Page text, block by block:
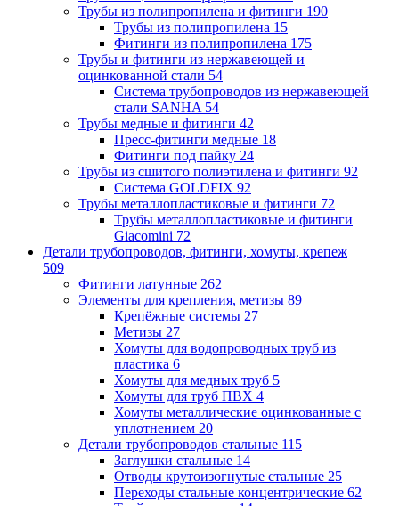
Трубы из полипропилена и фитинги 190
Трубы из полипропилена 15
Фитинги из полипропилена 175
Трубы и фитинги из нержавеющей и
оцинкованной стали 54
Система трубопроводов из нержавеющей
стали SANHA 54
Трубы медные и фитинги 42
Пресс-фитинги медные 18
Фитинги под пайку 24
Трубы из сшитого полиэтилена и фитинги 92
Система GOLDFIX 92
Трубы металлопластиковые и фитинги 72
Трубы металлопластиковые и фитинги
Giacomini 72
Детали трубопроводов, фитинги, хомуты, крепеж
509
Фитинги латунные 262
Элементы для крепления, метизы 89
Крепёжные системы 27
Метизы 27
Хомуты для водопроводных труб из
пластика 6
Хомуты для медных труб 5
Хомуты для труб ПВХ 4
Хомуты металлические оцинкованные с
уплотнением 20
Детали трубопроводов стальные 115
Заглушки стальные 14
Отводы крутоизогнутые стальные 25
Переходы стальные концентрические 62